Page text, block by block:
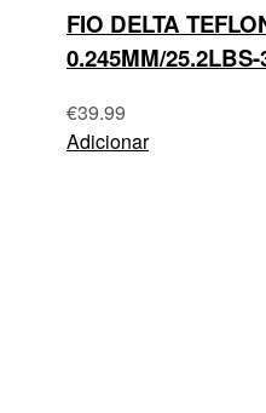
FIO DELTA
0.245MM/
€39.99
Adicionar